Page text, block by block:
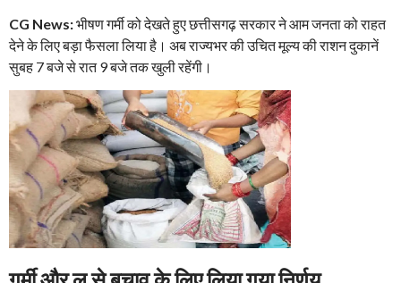
CG News:भीषण गर्मी को देखते हुए छत्तीसगढ़ सरकार ने आम जनता को राहत
देने के लिए बड़ा फैसला लिया है। अब राज्यभर की उचित मूल्य की राशन दुकानें
सुबह 7 बजे से रात 9 बजे तक खुली रहेंगी।